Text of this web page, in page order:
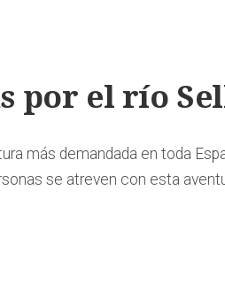
por el río
más demandada en toda
se atreven con esta